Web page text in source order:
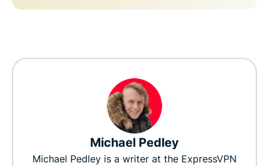
Michael Pedley
Michael Pedley is a writer at the ExpressVPN